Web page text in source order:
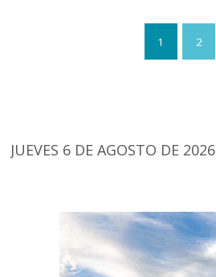
1 2
JUEVES 6 DE AGOSTO DE 2026